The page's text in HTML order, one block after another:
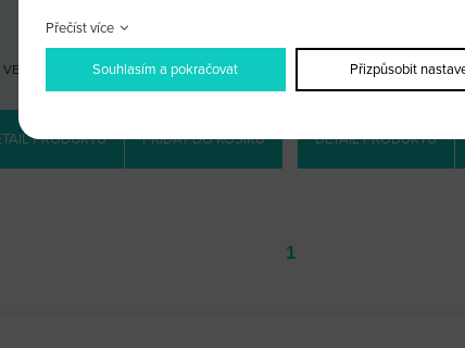
VELKOOBCHODNÍ CENA:PO PŘIHLÁŠENÍ
PRODUKTU PŘIDAT DO KOŠÍKU
MALOOBCHODNÍ
VELKOOBCHODNÍ
DETAIL PRODUKTU
1
Přečíst více
Souhlasím a pokračovat Přizpůsobit